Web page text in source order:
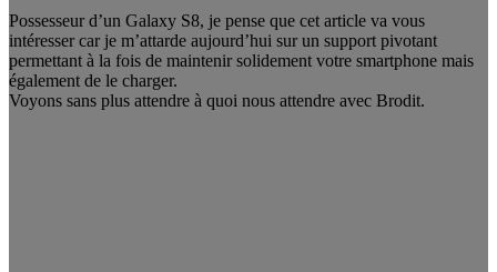
Possesseur d’un Galaxy S8, je pense que cet article va vous
intéresser car je m’attarde aujourd’hui sur un support pivotant
permettant à la fois de maintenir solidement votre smartphone mais
également de le charger.
Voyons sans plus attendre à quoi nous attendre avec Brodit.